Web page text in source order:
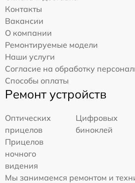
Контакты
Вакансии
О компании
Ремонтируемые модели
Наши услуги
Согласие на обработку
Способы оплаты
Ремонт устройств
Оптических
прицелов
Цифровых
биноклей
Прицелов
ночного
видения
Мы занимаемся ремонтом и